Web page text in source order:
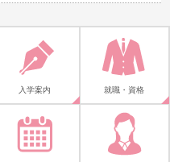
入学案内 就職・資格